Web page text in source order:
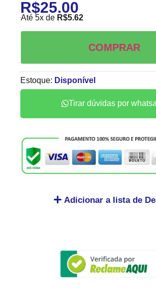
R$25.00
Até 5x de R$5.62
COMPRAR
Estoque: Disponível
Tirar dúvidas por
Adicionar a lista de